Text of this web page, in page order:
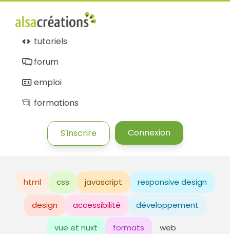
tutoriels
forum
emploi
formations
S'inscrire Connexion
html css javascript responsive design
design accessibilité développement
vue et nuxt formats web